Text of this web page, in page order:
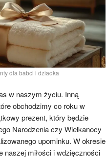
dla babci i dziadka
w naszym życiu. Inną
obchodzimy co roku w
prezent, który będzie
Narodzenia czy Wielkanocy
upominku. W okresie
miłości i wdzięczności